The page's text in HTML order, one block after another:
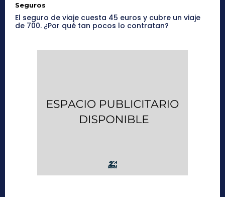
Seguros
El seguro de viaje cuesta 45 euros y cubre un viaje
de 700. ¿Por qué tan pocos lo contratan?